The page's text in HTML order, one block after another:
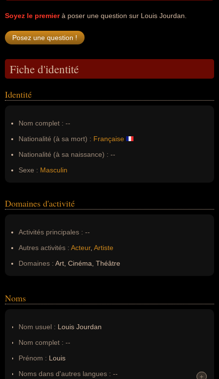
Soyez le premierà poser une question sur Louis Jourdan.
Fiche d'identité
Identité
Nom complet : --
Nationalité (à sa mort) : Française
Nationalité (à sa naissance) : --
Sexe : Masculin
Domaines d'activité
Activités principales : --
Autres activités : Acteur, Artiste
Domaines : Art, Cinéma, Théâtre
Noms
Nom usuel : Louis Jourdan
Nom complet : --
Prénom : Louis
Noms dans d'autres langues : --
+
+